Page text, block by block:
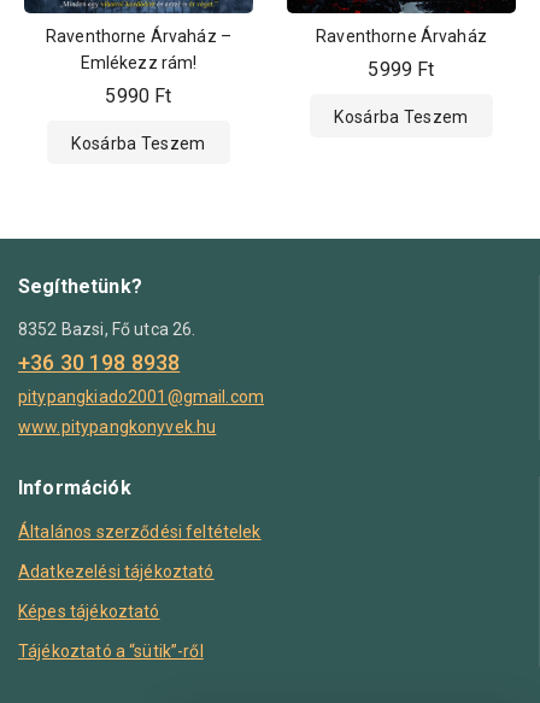
Raventhorne Árvaház –
Emlékezz rám!
5990 Ft
Kosárba Teszem
Raventhorne Árvaház
5999 Ft
Kosárba Teszem
Segíthetünk?
8352 Bazsi, Fő utca 26.
+36 30 198 8938
pitypangkiado2001@gmail.com
www.pitypangkonyvek.hu
Információk
Általános szerződési feltételek
Adatkezelési tájékoztató
Képes tájékoztató
Tájékoztató a “sütik”-ről